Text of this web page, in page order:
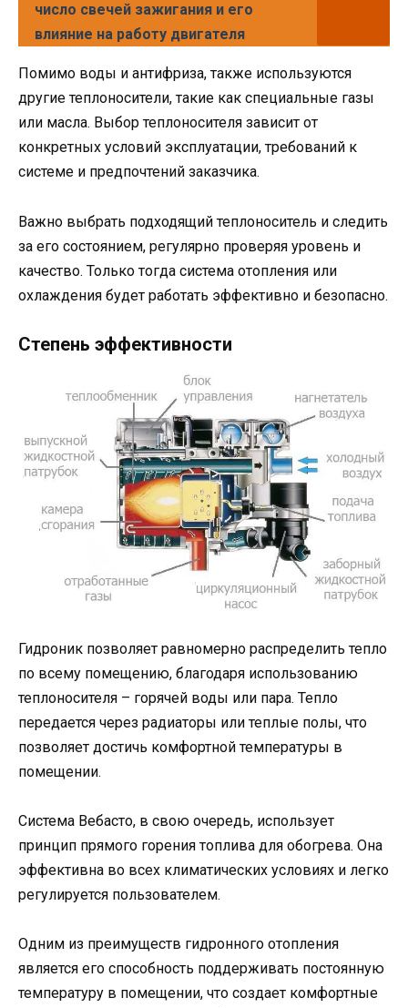
число свечей зажигания и его
влияние на работу двигателя
Помимо воды и антифриза, также используются
другие теплоносители, такие как специальные газы
или масла. Выбор теплоносителя зависит от
конкретных условий эксплуатации, требований к
системе и предпочтений заказчика.
Важно выбрать подходящий теплоноситель и следить
за его состоянием, регулярно проверяя уровень и
качество. Только тогда система отопления или
охлаждения будет работать эффективно и безопасно.
Степень эффективности
Гидроник позволяет равномерно распределить тепло
по всему помещению, благодаря использованию
теплоносителя – горячей воды или пара. Тепло
передается через радиаторы или теплые полы, что
позволяет достичь комфортной температуры в
помещении.
Система Вебасто, в свою очередь, использует
принцип прямого горения топлива для обогрева. Она
эффективна во всех климатических условиях и легко
регулируется пользователем.
Одним из преимуществ гидронного отопления
является его способность поддерживать постоянную
температуру в помещении, что создает комфортные